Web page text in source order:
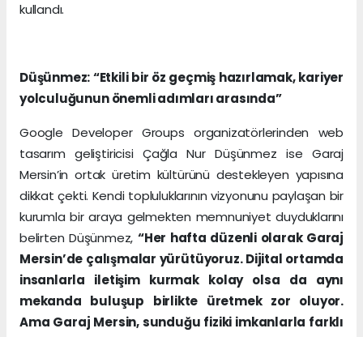
kullandı.
Düşünmez: “Etkili bir öz geçmiş hazırlamak, kariyer
yolculuğunun önemli adımları arasında”
Google Developer Groups organizatörlerinden web
tasarım geliştiricisi Çağla Nur Düşünmez ise Garaj
Mersin’in ortak üretim kültürünü destekleyen yapısına
dikkat çekti. Kendi topluluklarının vizyonunu paylaşan bir
kurumla bir araya gelmekten memnuniyet duyduklarını
belirten Düşünmez, “Her hafta düzenli olarak Garaj
Mersin’de çalışmalar yürütüyoruz. Dijital ortamda
insanlarla iletişim kurmak kolay olsa da aynı
mekanda buluşup birlikte üretmek zor oluyor.
Ama Garaj Mersin, sunduğu fiziki imkanlarla farklı